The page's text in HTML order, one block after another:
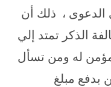
، ذلك أن
الذكر تمتد إلي
له ومن تسأل
بدفع مبلغ